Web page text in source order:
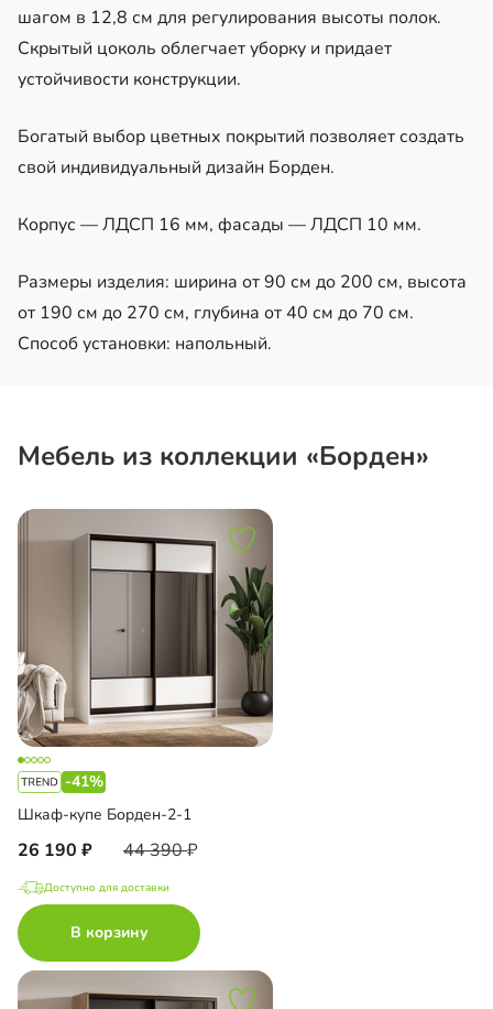
шагом в 12,8 см для регулирования высоты полок.
Скрытый цоколь облегчает уборку и придает
устойчивости конструкции.
Богатый выбор цветных покрытий позволяет создать
свой индивидуальный дизайн Борден.
Корпус — ЛДСП 16 мм, фасады — ЛДСП 10 мм.
Размеры изделия: ширина от 90 см до 200 см, высота
от 190 см до 270 см, глубина от 40 см до 70 см.
Способ установки: напольный.
Мебель из коллекции «Борден»
-41%
Шкаф-купе Борден-2-1
26 190 44 390
Доступно для доставки
В корзину